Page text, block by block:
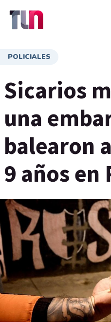
POLICIALES
Sicarios
una
balearon
9 años en